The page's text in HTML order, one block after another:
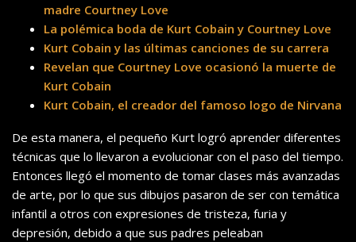
madre Courtney Love
La polémica boda de Kurt Cobain y Courtney Love
Kurt Cobain y las últimas canciones de su carrera
Revelan que Courtney Love ocasionó la muerte de
Kurt Cobain
Kurt Cobain, el creador del famoso logo de Nirvana
De esta manera, el pequeño Kurt logró aprender diferentes
técnicas que lo llevaron a evolucionar con el paso del tiempo.
Entonces llegó el momento de tomar clases más avanzadas
de arte, por lo que sus dibujos pasaron de ser con temática
infantil a otros con expresiones de tristeza, furia y
depresión, debido a que sus padres peleaban